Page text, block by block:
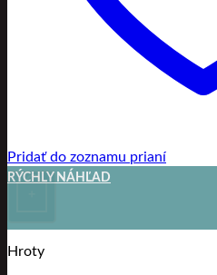
Pridať do zoznamu prianí
RÝCHLY NÁHĽAD
Hroty